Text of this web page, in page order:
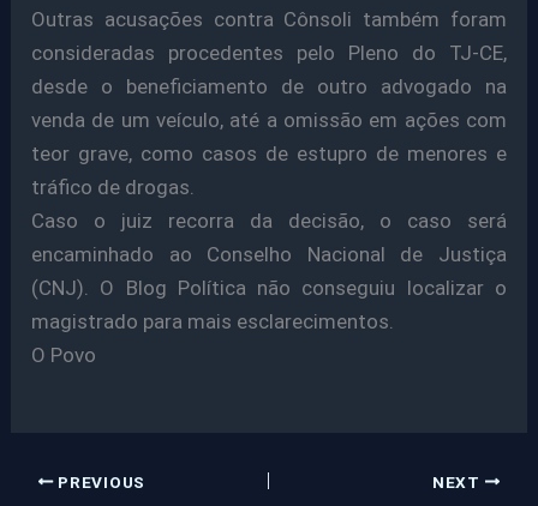
Outras acusações contra Cônsoli também foram
consideradas procedentes pelo Pleno do TJ-CE,
desde o beneficiamento de outro advogado na
venda de um veículo, até a omissão em ações com
teor grave, como casos de estupro de menores e
tráfico de drogas.
Caso o juiz recorra da decisão, o caso será
encaminhado ao Conselho Nacional de Justiça
(CNJ). O Blog Política não conseguiu localizar o
magistrado para mais esclarecimentos.
O Povo
PREVIOUS NEXT